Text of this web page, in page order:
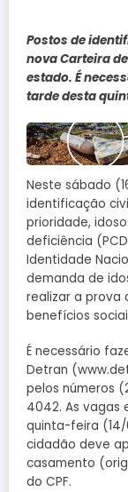
Postos de
nova Carteira
estado. É
tarde desta
Neste sábado
identificação
prioridade,
deficiência
Identidade
demanda de
realizar a prova
benefícios
É necessário
Detran
pelos números
4042. As vagas
quinta-feira (14/
cidadão deve
casamento
do CPF.